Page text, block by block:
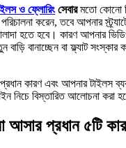
ও ফ্লোরিংসেবারমতো কোনো
করেন, তবে আপনার
হতে হবে। কারণ আপনার
বাড়ি বানাচ্ছেন বা ফ্ল্যাট
কারণ এবং আপনার টাইলস
নিচে বিস্তারিত আলোচনা করা
আসার প্রধান ৫টি